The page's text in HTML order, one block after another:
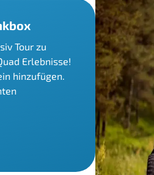
Tour zu
Erlebnisse!
hinzufügen.